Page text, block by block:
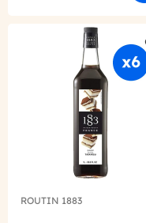
ROUTIN 1883